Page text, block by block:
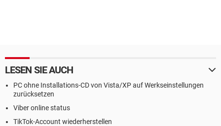
LESEN SIE AUCH
PC ohne Installations-CD von Vista/XP auf Werkseinstellungen
zurücksetzen
Viber online status
TikTok-Account wiederherstellen